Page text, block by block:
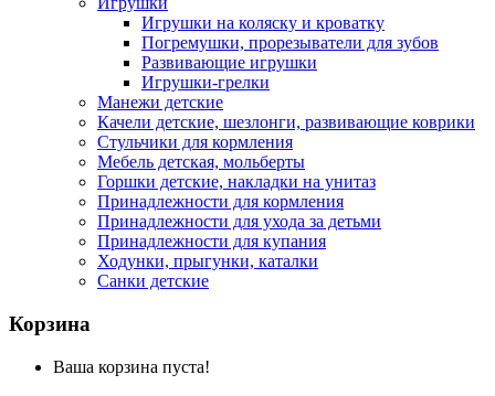
Игрушки на коляску и кроватку
Погремушки, прорезыватели для зубов
Развивающие игрушки
Игрушки-грелки
Манежи детские
Качели детские, шезлонги, развивающие коврики
Стульчики для кормления
Мебель детская, мольберты
Горшки детские, накладки на унитаз
Принадлежности для кормления
Принадлежности для ухода за детьми
Принадлежности для купания
Ходунки, прыгунки, каталки
Санки детские
Корзина
Ваша корзина пуста!